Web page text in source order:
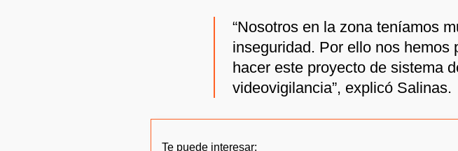
“Nosotros en la zona teníamos
inseguridad. Por ello nos hemos
hacer este proyecto de sistema
videovigilancia”, explicó Salinas.
Te puede interesar: